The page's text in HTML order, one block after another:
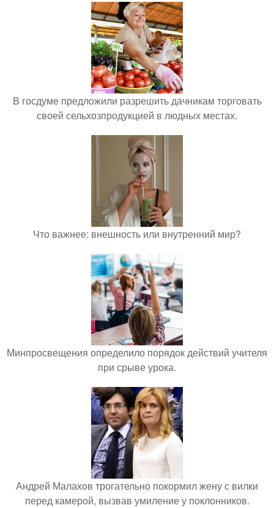
В госдуме предложили разрешить дачникам торговать
своей сельхозпродукцией в людных местах.
Что важнее: внешность или внутренний мир?
Минпросвещения определило порядок действий учителя
при срыве урока.
Андрей Малахов трогательно покормил жену с вилки
перед камерой, вызвав умиление у поклонников.